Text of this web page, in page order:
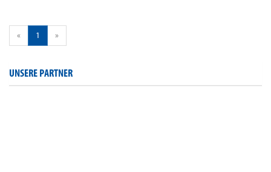
« 1 »
UNSERE PARTNER